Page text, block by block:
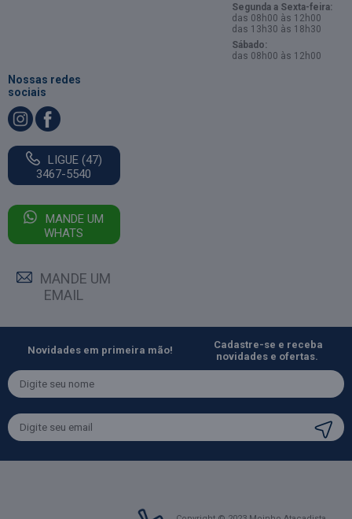
Segunda a Sexta-feira:
das 08h00 às 12h00
das 13h30 às 18h30
Sábado:
das 08h00 às 12h00
Nossas redes
sociais
LIGUE (47)
3467-5540
MANDE UM
WHATS
MANDE UM
EMAIL
Novidades em primeira mão!
Cadastre-se e receba
novidades e ofertas.